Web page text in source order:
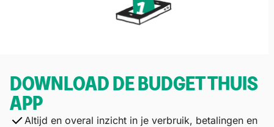
DOWNLOAD DE BUDGET THUIS
APP
Altijd en overal inzicht in je verbruik, betalingen en